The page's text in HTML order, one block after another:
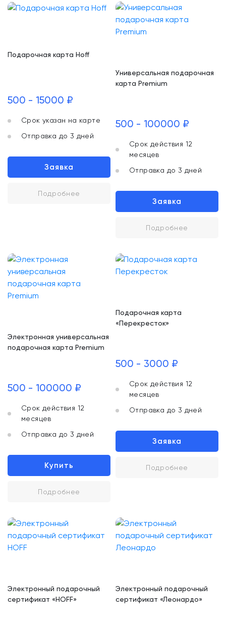
Подарочная карта Hoff
500 - 15000 ₽
Срок указан на карте
Отправка до 3 дней
Заявка
Подробнее
Универсальная подарочная
карта Premium
500 - 100000 ₽
Срок действия 12
месяцев
Отправка до 3 дней
Заявка
Подробнее
Электронная универсальная
подарочная карта Premium
500 - 100000 ₽
Срок действия 12
месяцев
Отправка до 3 дней
Купить
Подробнее
Подарочная карта
«Перекресток»
500 - 3000 ₽
Срок действия 12
месяцев
Отправка до 3 дней
Заявка
Подробнее
Электронный подарочный
сертификат «HOFF»
Электронный подарочный
сертификат «Леонардо»